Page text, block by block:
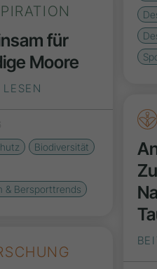
für
Moore
LESEN
Biodiversität
& Bersporttrends